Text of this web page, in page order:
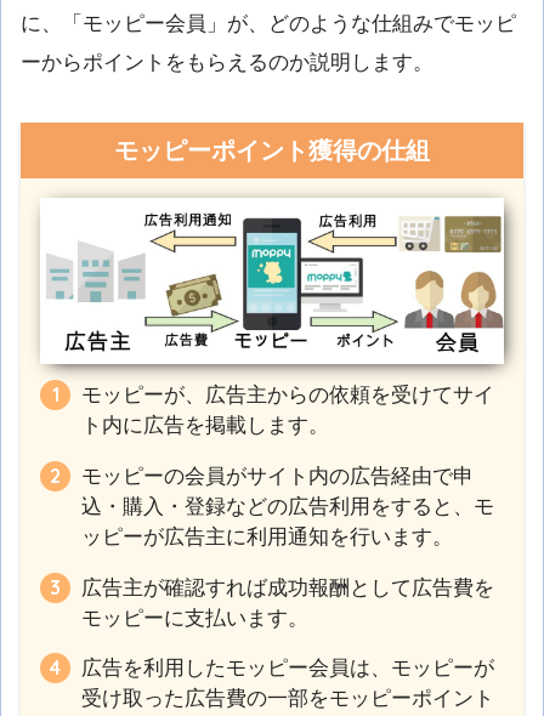
に、「モッピー会員」が、どのような仕組みでモッピ
ーからポイントをもらえるのか説明します。
モッピーポイント獲得の仕組
モッピーが、広告主からの依頼を受けてサイ
ト内に広告を掲載します。
モッピーの会員がサイト内の広告経由で申
込・購入・登録などの広告利用をすると、モ
ッピーが広告主に利用通知を行います。
広告主が確認すれば成功報酬として広告費を
モッピーに支払います。
広告を利用したモッピー会員は、モッピーが
受け取った広告費の一部をモッピーポイント